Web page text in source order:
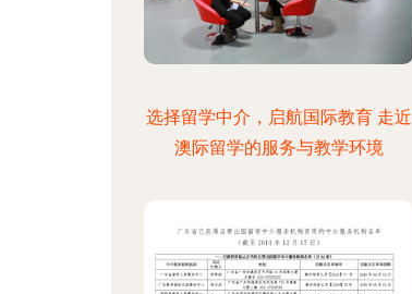
选择留学中介，启航国际教育 走近
澳际留学的服务与教学环境